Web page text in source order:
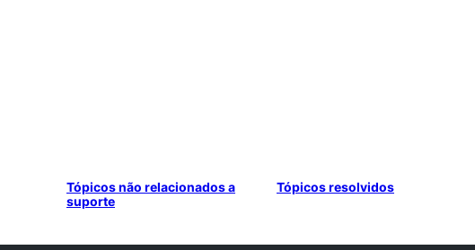
Tópicos não relacionados a
suporte
Tópicos resolvidos